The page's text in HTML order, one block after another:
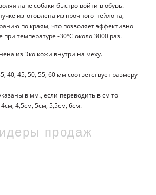
лапе собаки быстро войти в обувь.
изготовлена из прочного нейлона,
по краям, что позволяет эффективно
при температуре -30°C около 3000 раз.
из Эко кожи внутри на меху.
40, 45, 50, 55, 60 мм соответствует размеру
в мм., если переводить в см то
4,5см, 5см, 5,5см, 6см.
продаж